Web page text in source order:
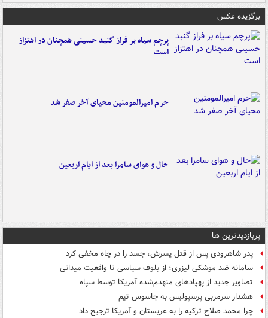
برگزیده عکس
پرچم سیاه بر فراز گنبد حسینی همچنان در اهتزاز
است
حرم امیرالمومنین محیای آخر صفر شد
حال و هوای سامرا بعد از ایام اربعین
پربازدیدترین ها
پدر شاهرودی پس از قتل پسرش، جسد را در چاه مخفی کرد
سامانه ضد موشکی لیزری؛ از بلوف سیاسی تا واقعیت میدانی
تصاویر جدید از پهپادهای منهدم‌شده آمریکا توسط سپاه
هشدار سرمربی پرسپولیس به جاسوس تیم
چرا محمد صلاح ترکیه را به عربستان و آمریکا ترجیح داد